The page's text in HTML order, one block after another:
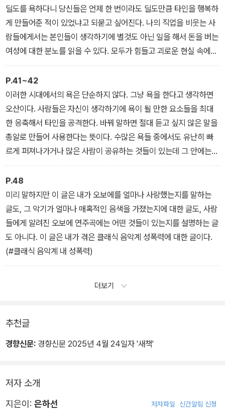
딜도를 욕하다니 당신들은 언제 한 번이라도 딜도만큼 타인을 행복하
게 만들어준 적이 있었냐고 되묻고 싶어진다. 나의 직업을 비웃는 사
람들에게서는 본인들이 생각하기에 별것도 아닌 일을 해서 돈을 버는
여성에 대한 분노를 읽을 수 있다. 모두가 힘들고 괴로운 현실 속에서
여자가 섹스라는 키워드를 가지고 돈을 벌고 있으니 얼마나 배알이
꼬이겠나. 만약 ‘딜도팔이’라는 단어를 순수하게 나의 사업을 홍보해
주기 위해서 “은하선은 딜도도 팔아. 딜도 사고 싶으면 은하선한테 가
면 돼”라는 뜻으로 사용한 분들이 계셨다면 오해해서 정말 미안하다.
(여자가 섹스를 말한다는 것)
P.41~42
이러한 시대에서의 욕은 단순하지 않다. 그냥 욕을 한다고 생각하면
오산이다. 사람들은 자신이 생각하기에 욕이 될 만한 요소들을 최대
한 응축해서 타인을 공격한다. 바꿔 말하면 절대 듣고 싶지 않은 말을
총알로 만들어 사용한다는 뜻이다. 수많은 욕들 중에서도 유난히 빠
르게 퍼져나가거나 많은 사람이 공유하는 것들이 있는데 그 안에는
대개 어떤 두려움이나 공포가 숨어 있고, 이는 대체로 사회적 소수자
차별과 맞닿아 있다. 욕은 사용하는 사람이 가지고 있는 두려움뿐만
아니라 사회적으로 어떤 차별과 혐오, 선입견이 만연한가를 보여주는
거울과 같은 존재다. (‘갤럭시 보지’ 은하선)
P.48
미리 말하지만 이 글은 내가 오보에를 얼마나 사랑했는지를 말하는
글도, 그 악기가 얼마나 매혹적인 음색을 가졌는지에 대한 글도, 사람
들에게 알려진 오보에 연주곡에는 어떤 것들이 있는지를 설명하는 글
도 아니다. 이 글은 내가 겪은 클래식 음악계 성폭력에 대한 글이다.
(#클래식 음악계 내 성폭력)
더보기
추천글
경향신문: 경향신문 2025년 4월 24일자 '새책'
저자 소개
지은이: 은하선 저자파일 신간알림 신청